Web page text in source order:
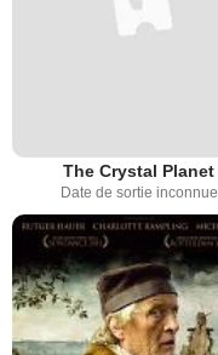
The Crystal Planet
Date de sortie inconnue